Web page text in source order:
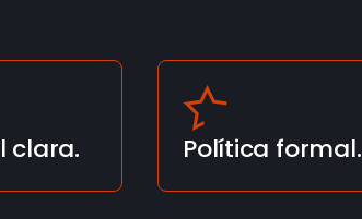
clara. Política formal.